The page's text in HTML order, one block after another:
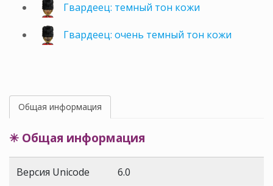
Гвардеец: темный тон кожи
Гвардеец: очень темный тон кожи
Общая информация
✳ Общая информация
Версия Unicode 6.0